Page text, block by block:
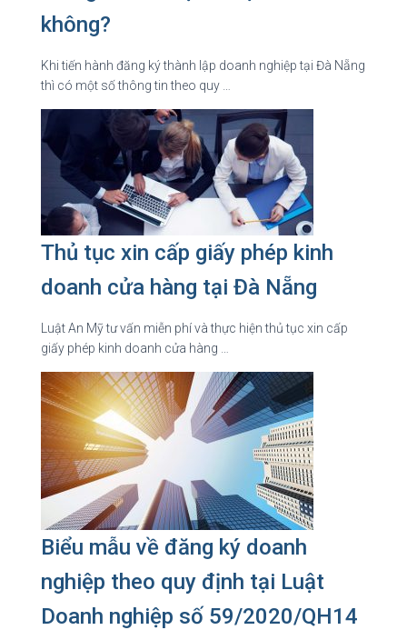
không?
Khi tiến hành đăng ký thành lập doanh nghiệp tại Đà Nẵng
thì có một số thông tin theo quy …
Thủ tục xin cấp giấy phép kinh
doanh cửa hàng tại Đà Nẵng
Luật An Mỹ tư vấn miễn phí và thực hiện thủ tục xin cấp
giấy phép kinh doanh cửa hàng …
Biểu mẫu về đăng ký doanh
nghiệp theo quy định tại Luật
Doanh nghiệp số 59/2020/QH14